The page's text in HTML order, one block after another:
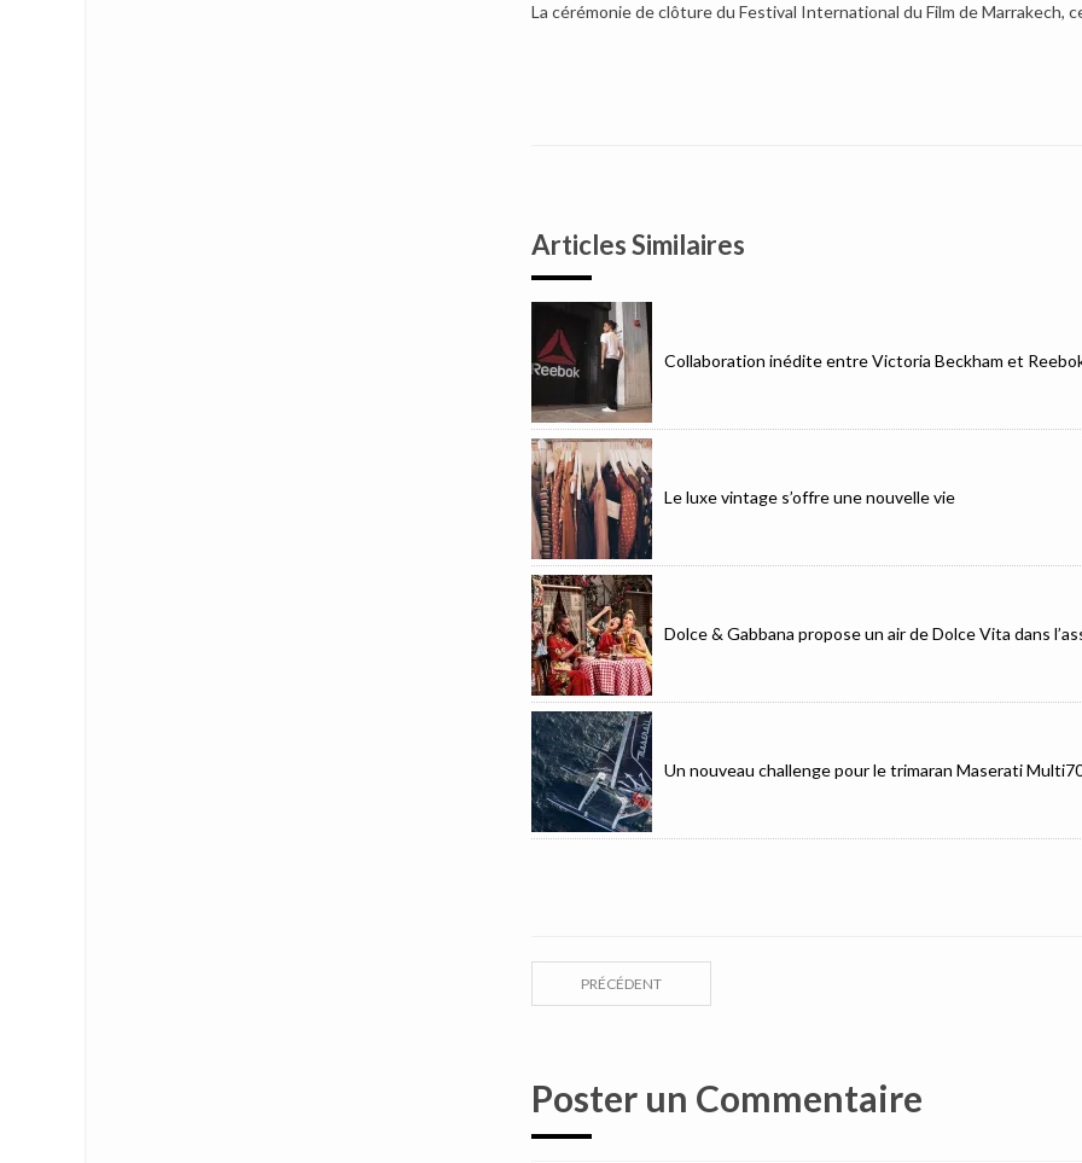
La cérémonie de clôture du Festival International du Film de Marrakech,
Articles Similaires
Collaboration inédite entre Victoria Beckham et
Le luxe vintage s’offre une nouvelle vie
Dolce & Gabbana propose un air de Dolce Vita dans
Un nouveau challenge pour le trimaran Maserati
PRÉCÉDENT
Poster un Commentaire